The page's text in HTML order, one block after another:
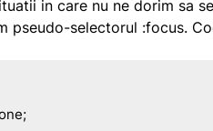
in care nu ne dorim sa
pseudo-selectorul :focus.